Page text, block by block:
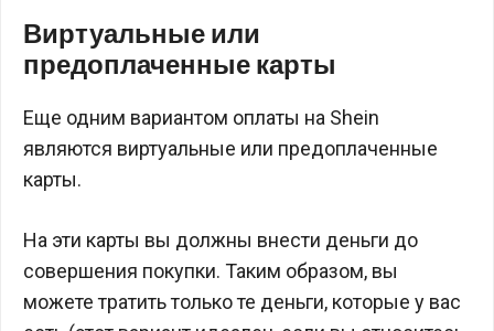
Виртуальные или
предоплаченные карты
Еще одним вариантом оплаты на Shein
являются виртуальные или предоплаченные
карты.
На эти карты вы должны внести деньги до
совершения покупки. Таким образом, вы
можете тратить только те деньги, которые у вас